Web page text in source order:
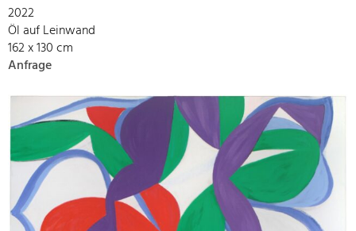
2022
Öl auf Leinwand
162 x 130 cm
Anfrage